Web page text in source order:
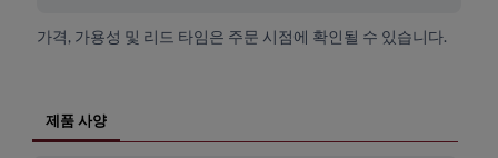
가격, 가용성 및 리드 타임은 주문 시점에 확인될 수 있습니다.
제품 사양